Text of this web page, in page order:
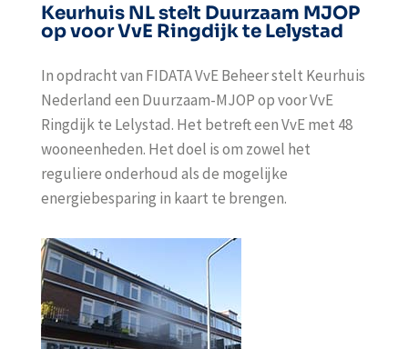
Keurhuis NL stelt Duurzaam MJOP
op voor VvE Ringdijk te Lelystad
In opdracht van FIDATA VvE Beheer stelt Keurhuis
Nederland een Duurzaam-MJOP op voor VvE
Ringdijk te Lelystad. Het betreft een VvE met 48
wooneenheden. Het doel is om zowel het
reguliere onderhoud als de mogelijke
energiebesparing in kaart te brengen.